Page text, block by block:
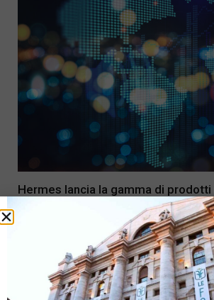
Hermes lancia la gamma di
investing sul mercato italiano